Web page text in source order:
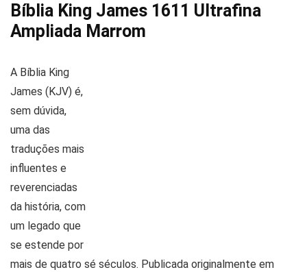
Bíblia King James 1611 Ultrafina
Ampliada Marrom
A Bíblia King
James (KJV) é,
sem dúvida,
uma das
traduções mais
influentes e
reverenciadas
da história, com
um legado que
se estende por
mais de quatro sé séculos. Publicada originalmente em